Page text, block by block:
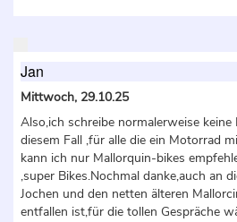
Jan
Mittwoch, 29.10.25
Also,ich schreibe normalerweise keine
diesem Fall ,für alle die ein Motorrad
kann ich nur Mallorquin-bikes
,super Bikes.Nochmal danke,auch an
Jochen und den netten älteren
entfallen ist,für die tollen Gespräche